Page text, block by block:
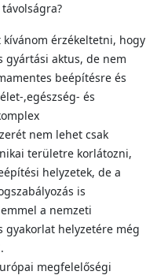
kívánom érzékeltetni, hogy
gyártási aktus, de nem
beépítésre és
,egészség- és
nem lehet csak
területre korlátozni,
helyzetek, de a
is
a nemzeti
gyakorlat helyzetére még
megfelelőségi